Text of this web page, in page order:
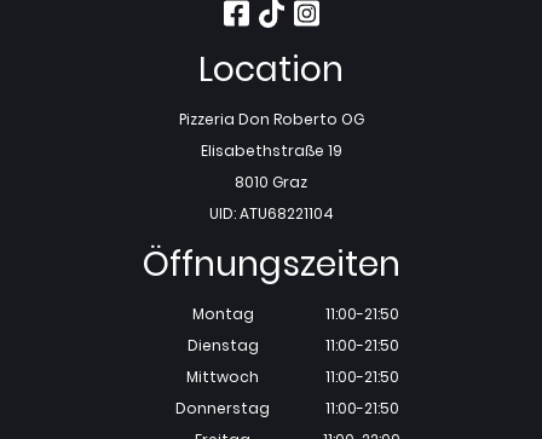
Location
Pizzeria Don Roberto OG
Elisabethstraße 19
8010 Graz
UID: ATU68221104
Öffnungszeiten
Montag
Dienstag
Mittwoch
Donnerstag
11:00-21:50
11:00-21:50
11:00-21:50
11:00-21:50